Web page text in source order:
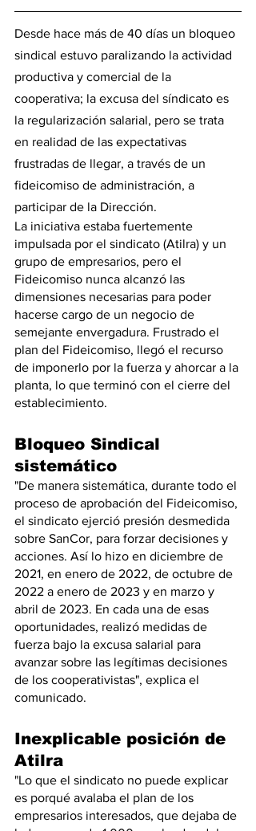
Desde hace más de 40 días un bloqueo
sindical estuvo paralizando la actividad
productiva y comercial de la
cooperativa; la excusa del síndicato es
la regularización salarial, pero se trata
en realidad de las expectativas
frustradas de llegar, a través de un
fideicomiso de administración, a
participar de la Dirección.
La iniciativa estaba fuertemente
impulsada por el sindicato (Atilra) y un
grupo de empresarios, pero el
Fideicomiso nunca alcanzó las
dimensiones necesarias para poder
hacerse cargo de un negocio de
semejante envergadura. Frustrado el
plan del Fideicomiso, llegó el recurso
de imponerlo por la fuerza y ahorcar a la
planta, lo que terminó con el cierre del
establecimiento.
Bloqueo Sindical
sistemático
"De manera sistemática, durante todo el
proceso de aprobación del Fideicomiso,
el sindicato ejerció presión desmedida
sobre SanCor, para forzar decisiones y
acciones. Así lo hizo en diciembre de
2021, en enero de 2022, de octubre de
2022 a enero de 2023 y en marzo y
abril de 2023. En cada una de esas
oportunidades, realizó medidas de
fuerza bajo la excusa salarial para
avanzar sobre las legítimas decisiones
de los cooperativistas", explica el
comunicado.
Inexplicable posición de
Atilra
"Lo que el sindicato no puede explicar
es porqué avalaba el plan de los
empresarios interesados, que dejaba de